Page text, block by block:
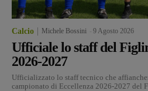
Calcio Michele Bossini 9 Agosto 2026
Ufficiale lo staff del
2026-2027
Ufficializzato lo staff tecnico che
campionato di Eccellenza 2026-2027 del